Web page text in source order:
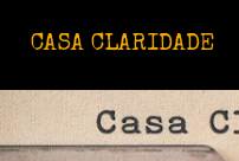
CASA CLARIDADE